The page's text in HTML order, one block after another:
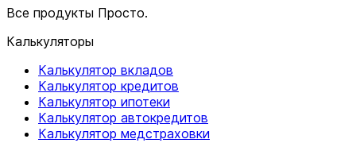
Все продукты Просто.
Калькуляторы
Калькулятор вкладов
Калькулятор кредитов
Калькулятор ипотеки
Калькулятор автокредитов
Калькулятор медстраховки